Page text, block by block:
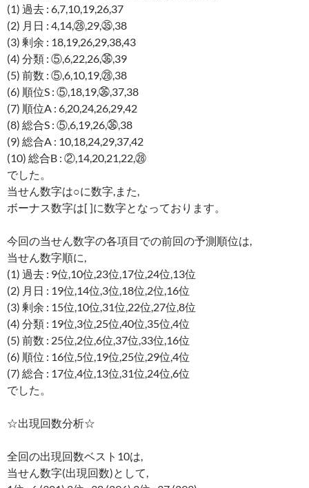
(1) 過去 : 6,7,10,19,26,37
(2) 月日 : 4,14,㉘,29,㉟,38
(3) 剰余 : 18,19,26,29,38,43
(4) 分類 : ⑤,6,22,26,㊱,39
(5) 前数 : ⑤,6,10,19,㉘,38
(6) 順位S : ⑤,18,19,㊱,37,38
(7) 順位A : 6,20,24,26,29,42
(8) 総合S : ⑤,6,19,26,㊱,38
(9) 総合A : 10,18,24,29,37,42
(10) 総合B : ②,14,20,21,22,㉘
でした。
当せん数字は○に数字,また,
ボーナス数字は[ ]に数字となっております。
今回の当せん数字の各項目での前回の予測順位は,
当せん数字順に,
(1) 過去 : 9位,10位,23位,17位,24位,13位
(2) 月日 : 19位,14位,3位,18位,2位,16位
(3) 剰余 : 15位,10位,31位,22位,27位,8位
(4) 分類 : 19位,3位,25位,40位,35位,4位
(5) 前数 : 25位,2位,6位,37位,33位,16位
(6) 順位 : 16位,5位,19位,25位,29位,4位
(7) 総合 : 17位,4位,13位,31位,24位,6位
でした。
☆出現回数分析☆
全回の出現回数ベスト10は,
当せん数字(出現回数)として,